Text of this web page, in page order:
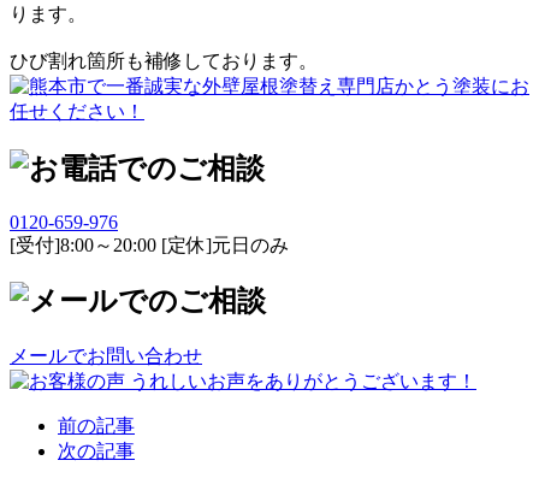
ります。
ひび割れ箇所も補修しております。
0120-659-976
[受付]8:00～20:00 [定休]元日のみ
メールでお問い合わせ
前の記事
次の記事